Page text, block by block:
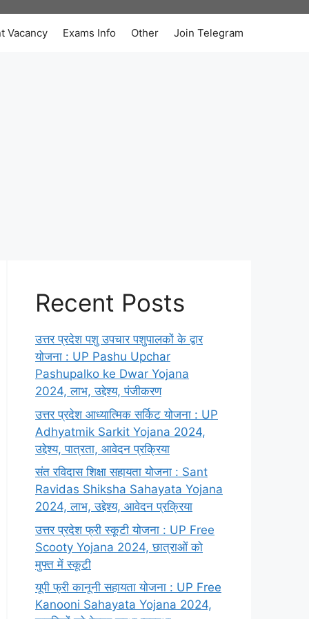
Vacancy Exams Info Other Join Telegram
Recent Posts
उत्तर प्रदेश पशु उपचार पशुपालकों के द्वार
योजना : UP Pashu Upchar
Pashupalko ke Dwar Yojana
2024, लाभ, उद्देश्य, पंजीकरण
उत्तर प्रदेश आध्यात्मिक सर्किट योजना : UP
Adhyatmik Sarkit Yojana 2024,
उद्देश्य, पात्रता, आवेदन प्रक्रिया
संत रविदास शिक्षा सहायता योजना : Sant
Ravidas Shiksha Sahayata Yojana
2024, लाभ, उद्देश्य, आवेदन प्रक्रिया
उत्तर प्रदेश फ्री स्कूटी योजना : UP Free
Scooty Yojana 2024, छात्राओं को
मुफ्त में स्कूटी
यूपी फ्री कानूनी सहायता योजना : UP Free
Kanooni Sahayata Yojana 2024,